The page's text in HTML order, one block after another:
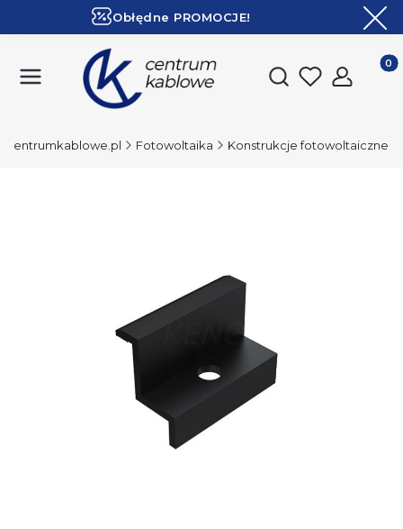
Obłędne PROMOCJE!
Otwórz
Centrumkablowe.pl Fotowoltaika Konstrukcje fotowoltaiczne